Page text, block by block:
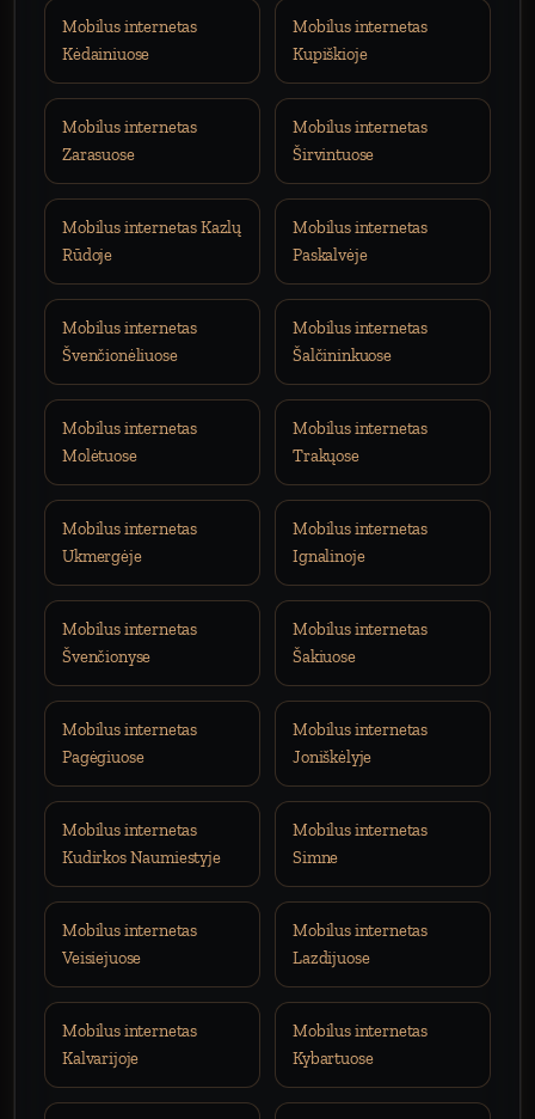
Mobilus internetas
Kėdainiuose
Mobilus internetas
Kupiškioje
Mobilus internetas
Zarasuose
Mobilus internetas
Širvintuose
Mobilus internetas Kazlų
Rūdoje
Mobilus internetas
Paskalvėje
Mobilus internetas
Švenčionėliuose
Mobilus internetas
Šalčininkuose
Mobilus internetas
Molėtuose
Mobilus internetas
Trakųose
Mobilus internetas
Ukmergėje
Mobilus internetas
Ignalinoje
Mobilus internetas
Švenčionyse
Mobilus internetas
Šakiuose
Mobilus internetas
Pagėgiuose
Mobilus internetas
Joniškėlyje
Mobilus internetas
Kudirkos Naumiestyje
Mobilus internetas
Simne
Mobilus internetas
Veisiejuose
Mobilus internetas
Lazdijuose
Mobilus internetas
Kalvarijoje
Mobilus internetas
Kybartuose